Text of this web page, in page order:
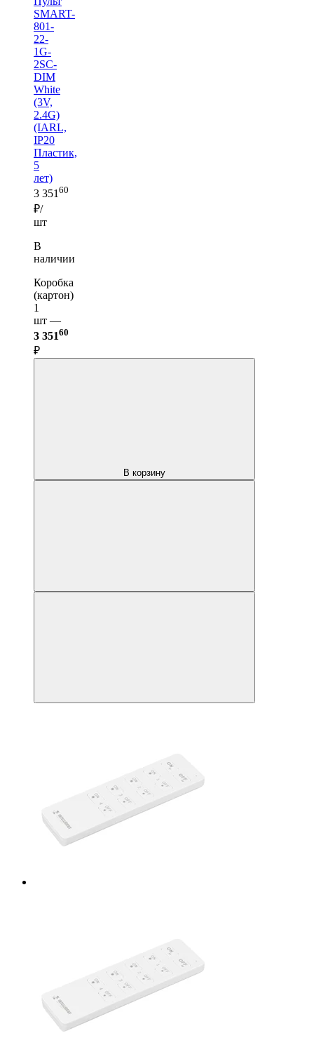
SMART-
801-
22-
1G-
2SC-
DIM
White
(3V,
2.4G)
(IARL,
IP20
Пластик,
5
лет)
3 35160
₽/
шт
В
наличии
Коробка
(картон)
1
шт —
3 35160
₽
В корзину